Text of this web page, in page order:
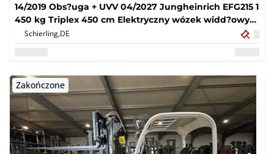
14/2019 Obs?uga + UVV 04/2027 Jungheinrich EFG215 1
450 kg Triplex 450 cm Elektryczny wózek widd?owy
12 311 godzin
Schierling,DE
Zakończone